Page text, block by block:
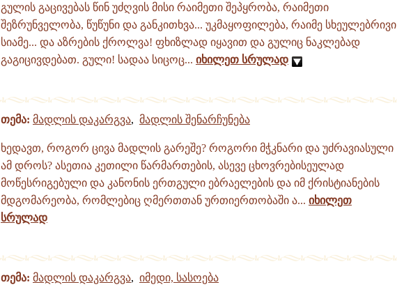
გულის გაცივებას წინ უძღვის მისი რაიმეთი შეპყრობა, რაიმეთი
შეზრუნველობა, წუწუნი და განკითხვა... უკმაყოფილება, რაიმე სხეულებრივი
სიამე... და აზრების ქროლვა! ფხიზლად იყავით და გულიც ნაკლებად
გაგიცივდებათ. გული! სადაა სიცოც... იხილეთ სრულად
თემა: მადლის დაკარგვა, მადლის შენარჩუნება
ხედავთ, როგორ ცივა მადლის გარეშე? როგორი მჭკნარი და უძრავიასული
ამ დროს? ასეთია კეთილი წარმართების, ასევე ცხოვრებისეულად
მოწესრიგებული და კანონის ერთგული ებრაელების და იმ ქრისტიანების
მდგომარეობა, რომლებიც ღმერთთან ურთიერთობაში ა... იხილეთ
სრულად
თემა: მადლის დაკარგვა, იმედი, სასოება